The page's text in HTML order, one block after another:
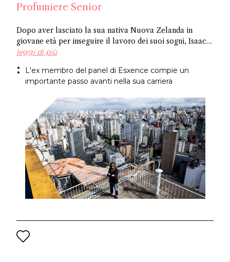
Profumiere Senior
Dopo aver lasciato la sua nativa Nuova Zelanda in
giovane età per inseguire il lavoro dei suoi sogni, Isaac
Sinclair è entrato a far parte di IFF come Profumiere
membro del panel di Esxence, è stato allievo di Maurice
Roucel e ha trascorso gli anni formativi in ​​Brasile. Ha
Neanderthal e Abel. Congratulazioni Isaac!
leggi di più
L'ex membro del panel di Esxence compie un
importante passo avanti nella sua carriera